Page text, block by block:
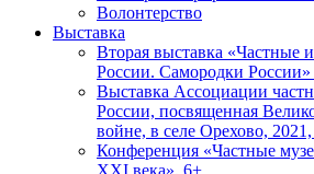
Волонтерство
Выставка
Вторая выставка «Частные
России. Самородки России»
Выставка Ассоциации
России, посвященная
войне, в селе Орехово,
Конференция «Частные
XXI века», 6+